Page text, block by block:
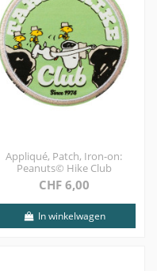
Appliqué, Patch, Iron-on:
Peanuts© Hike Club
CHF 6,00
In winkelwagen